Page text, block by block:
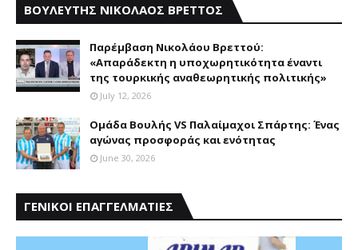
ΒΟΥΛΕΥΤΗΣ ΝΙΚΟΛΑΟΣ ΒΡΕΤΤΟΣ
Παρέμβαση Nικολάου Bρεττού:
«Aπαράδεκτη η υποχωρητικότητα έναντι
της τουρκικής αναθεωρητικής πολιτικής»
July 12, 2026
Ομάδα Βουλής VS Παλαίμαχοι Σπάρτης: Ένας
αγώνας προσφοράς και ενότητας
June 30, 2026
ΓΕΝΙΚΟΙ ΕΠΑΓΓΕΛΜΑΤΙΕΣ